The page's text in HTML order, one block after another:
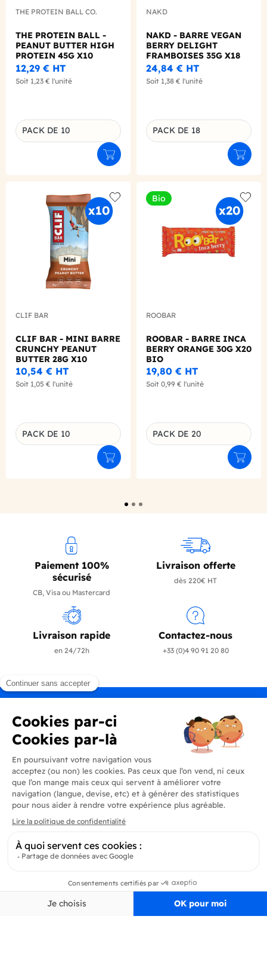
THE PROTEIN BALL CO.
THE PROTEIN BALL -
PEANUT BUTTER HIGH
PROTEIN 45G X10
12,29 € HT
Soit 1,23 € l'unité
Déclinaison du produit
PACK DE 10
Ajouter au panier
NAKD
NAKD - BARRE VEGAN
BERRY DELIGHT
FRAMBOISES 35G X18
24,84 € HT
Soit 1,38 € l'unité
Déclinaison du produit
PACK DE 18
Add to wishlist
CLIF BAR
CLIF BAR - MINI BARRE
CRUNCHY PEANUT
BUTTER 28G X10
10,54 € HT
Soit 1,05 € l'unité
Déclinaison du produit
PACK DE 10
Ajouter au panier
Bio
Add
ROOBAR
ROOBAR - BARRE INCA
BERRY ORANGE 30G X20
BIO
19,80 € HT
Soit 0,99 € l'unité
Déclinaison du produit
PACK DE 20
Paiement 100%
sécurisé
CB, Visa ou Mastercard
Livraison offerte
dès 220€ HT
Livraison rapide
en 24/72h
Contactez-nous
+33 (0)4 90 91 20 80
Produits
En savoir plus